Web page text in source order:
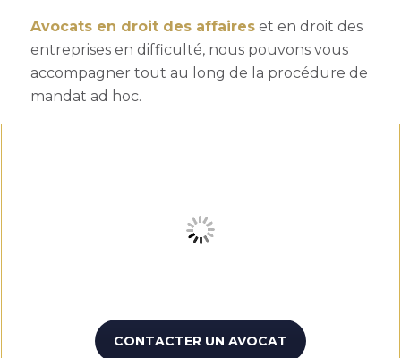
Avocats en droit des affaireset en droit des
entreprises en difficulté, nous pouvons vous
accompagner tout au long de la procédure de
mandat ad hoc.
CONTACTER UN AVOCAT